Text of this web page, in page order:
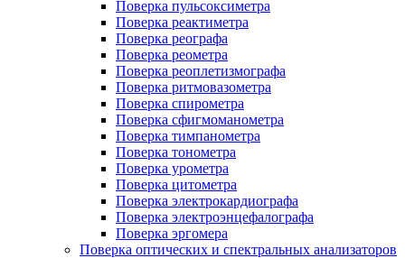
Поверка пульсоксиметра
Поверка реактиметра
Поверка реографа
Поверка реометра
Поверка реоплетизмографа
Поверка ритмовазометра
Поверка спирометра
Поверка сфигмоманометра
Поверка тимпанометра
Поверка тонометра
Поверка урометра
Поверка цитометра
Поверка электрокардиографа
Поверка электроэнцефалографа
Поверка эргомера
Поверка оптических и спектральных анализаторов